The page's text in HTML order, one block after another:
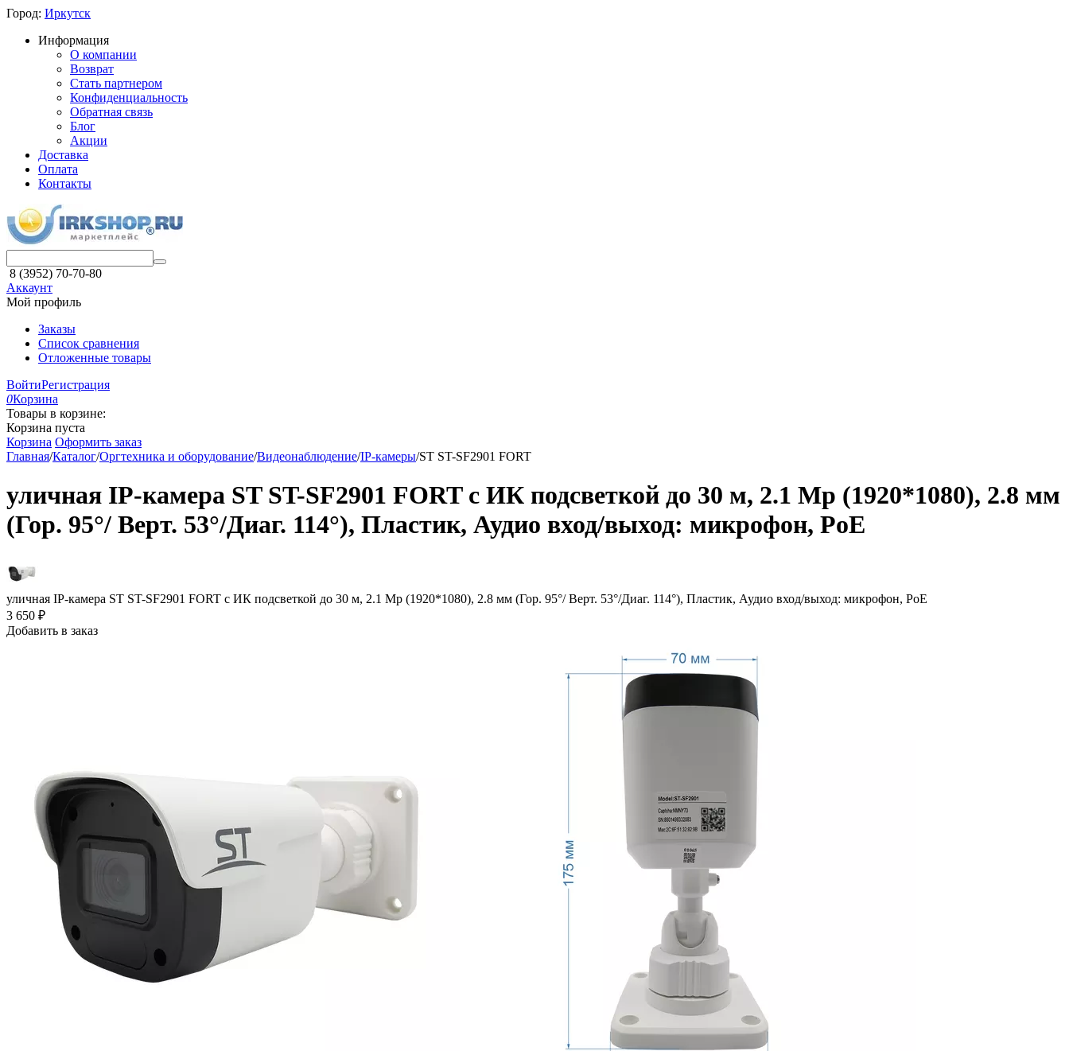
Город: Иркутск
Информация
О компании
Возврат
Стать партнером
Конфиденциальность
Обратная связь
Блог
Акции
Доставка
Оплата
Контакты
8 (3952) 70-70-80
Аккаунт
Мой профиль
Заказы
Список сравнения
Отложенные товары
ВойтиРегистрация
0Корзина
Товары в корзине:
Корзина пуста
Корзина Оформить заказ
Главная/Каталог/Оргтехника и оборудование/Видеонаблюдение/IP-камеры/ST ST-SF2901 FORT
уличная IP-камера ST ST-SF2901 FORT с ИК подсветкой до 30 м, 2.1 Mp (1920*1080), 2.8 мм
(Гор. 95°/ Верт. 53°/Диаг. 114°), Пластик, Аудио вход/выход: микрофон, PoE
уличная IP-камера ST ST-SF2901 FORT с ИК подсветкой до 30 м, 2.1 Mp (1920*1080), 2.8 мм (Гор. 95°/ Верт. 53°/Диаг. 114°), Пластик, Аудио вход/выход: микрофон, PoE
3 650 ₽
Добавить в заказ